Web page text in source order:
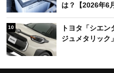
は？【2026年6
10
トヨタ「シエ
ジュメタリック